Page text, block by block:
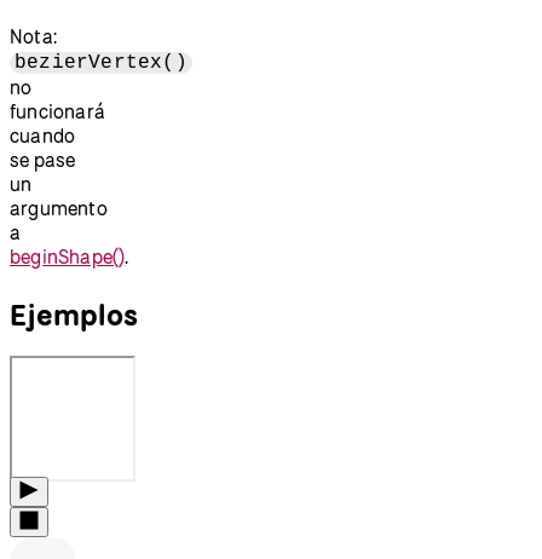
Nota:
bezierVertex()
no
funcionará
cuando
se pase
un
argumento
a
beginShape().
Ejemplos